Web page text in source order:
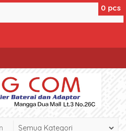
0 pcs